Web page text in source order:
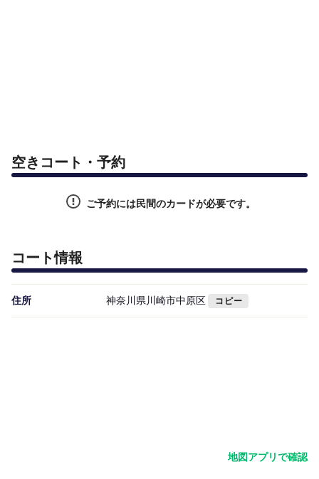
空きコート・予約
ご予約には民間のカードが必要です。
コート情報
住所 神奈川県川崎市中原区 コピー
地図アプリで確認